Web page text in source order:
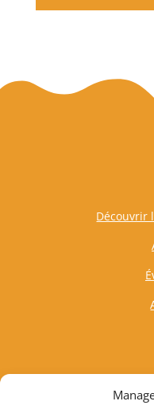
Découvrir